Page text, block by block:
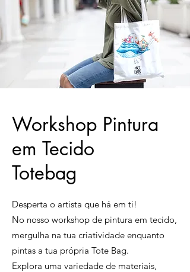
Workshop Pintura
em Tecido
Totebag
Desperta o artista que há em ti!
No nosso workshop de pintura em tecido,
mergulha na tua criatividade enquanto
pintas a tua própria Tote Bag.
Explora uma variedade de materiais,